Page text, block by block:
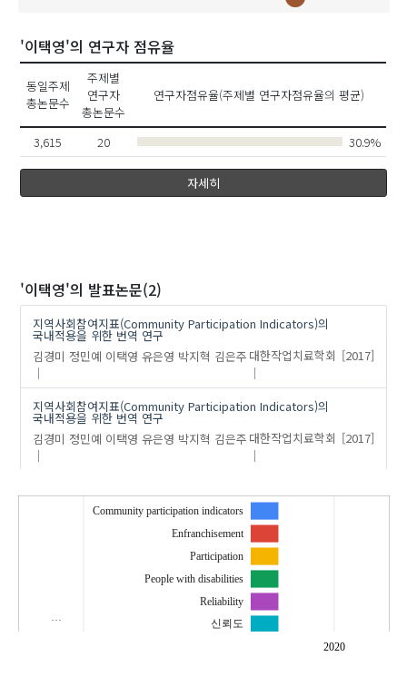
박지혁
'이택영'의 연구자 점유율
동일주제
총논문수
주제별
연구자
총논문수
연구자점유율(주제별 연구자점유율의 평균)
3,615 20 30.9%
자세히
'이택영'의 발표논문(2)
지역사회참여지표(Community Participation Indicators)의
국내적용을 위한 번역 연구
김경미 정민예 이택영 유은영 박지혁 김은주 대한작업치료학회 [2017]
지역사회참여지표(Community Participation Indicators)의
국내적용을 위한 번역 연구
김경미 정민예 이택영 유은영 박지혁 김은주 대한작업치료학회 [2017]
2020
…
Community participation indicators
Enfranchisement
Participation
People with disabilities
Reliability
신뢰도